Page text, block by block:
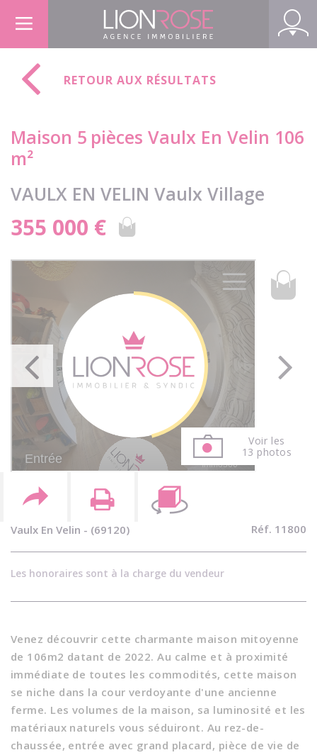
RETOUR AUX RÉSULTATS
Vaulx En Velin - (69120) Réf. 11800
Les honoraires sont à la charge du vendeur
Venez découvrir cette charmante maison mitoyenne
de 106m2 datant de 2022. Au calme et à proximité
immédiate de toutes les commodités, cette maison
se niche dans la cour verdoyante d'une ancienne
ferme. Les volumes de la maison, sa luminosité et les
matériaux naturels vous séduiront. Au rez-de-
chaussée, entrée avec grand placard, pièce de vie de
Maison 5 pièces Vaulx En Velin 106
m²
VAULX EN VELIN Vaulx Village
355 000 €
Voir les
13 photos
Panneau de gestion des cookies